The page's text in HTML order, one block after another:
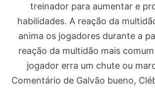
treinador para aumentar e
habilidades. A reação da
anima os jogadores durante a
reação da multidão mais
jogador erra um chute ou
Comentário de Galvão bueno,